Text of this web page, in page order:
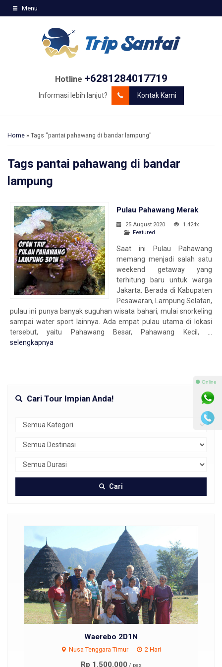
Menu
Hotline +6281284017719
Informasi lebih lanjut? Kontak Kami
Home » Tags "pantai pahawang di bandar lampung"
Tags pantai pahawang di bandar
lampung
Pulau Pahawang Merak
25 August 2020
1.424x
Featured
Saat ini Pulau Pahawang
memang menjadi salah satu
weekend getaway yang
terhitung baru untuk warga
Jakarta. Berada di Kabupaten
Pesawaran, Lampung Selatan,
pulau ini punya banyak suguhan wisata bahari, mulai snorkeling
sampai water sport lainnya. Ada empat pulau utama di lokasi
tersebut, yaitu Pahawang Besar, Pahawang Kecil, ...
selengkapnya
Cari Tour Impian Anda!
Cari
Waerebo 2D1N
Nusa Tenggara Timur 2 Hari
Rp 1.500.000 / pax
⚫ Online